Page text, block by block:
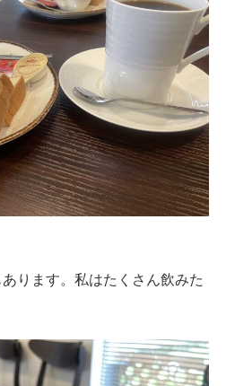
ります。私はたくさん飲みた